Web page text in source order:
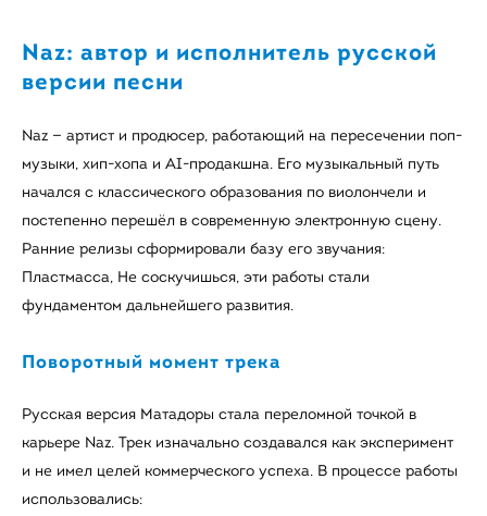
Naz: автор и исполнитель русской
версии песни
Naz — артист и продюсер, работающий на пересечении поп-
музыки, хип-хопа и AI-продакшна. Его музыкальный путь
начался с классического образования по виолончели и
постепенно перешёл в современную электронную сцену.
Ранние релизы сформировали базу его звучания:
Пластмасса, Не соскучишься, эти работы стали
фундаментом дальнейшего развития.
Поворотный момент трека
Русская версия Матадоры стала переломной точкой в
карьере Naz. Трек изначально создавался как эксперимент
и не имел целей коммерческого успеха. В процессе работы
использовались: